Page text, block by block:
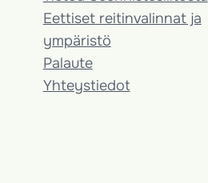
Eettiset reitinvalinnat ja
ympäristö
Palaute
Yhteystiedot